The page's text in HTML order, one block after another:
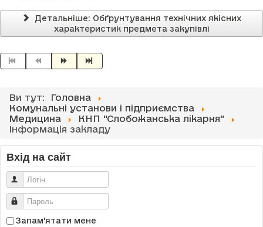
Детальніше: Обґрунтування технічних якісних
характеристик предмета закупівлі
Ви тут:
Головна
Комунальні установи і підприємства
Медицина
КНП "Слобожанська лікарня"
Інформація закладу
Вхід на сайт
Логін
Пароль
Запам'ятати мене